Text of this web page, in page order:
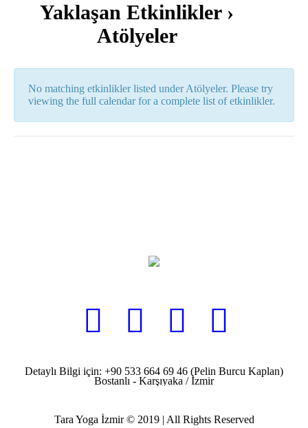
Yaklaşan Etkinlikler›
Atölyeler
No matching etkinlikler listed under Atölyeler. Please try
viewing the full calendar for a complete list of etkinlikler.
Detaylı Bilgi için: +90 533 664 69 46 (Pelin Burcu Kaplan)
Bostanlı - Karşıyaka / İzmir
Tara Yoga İzmir © 2019 | All Rights Reserved